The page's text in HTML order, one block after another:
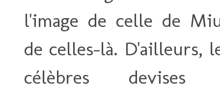
l'image de celle de
de celles-là. D'ailleurs,
célèbres devises